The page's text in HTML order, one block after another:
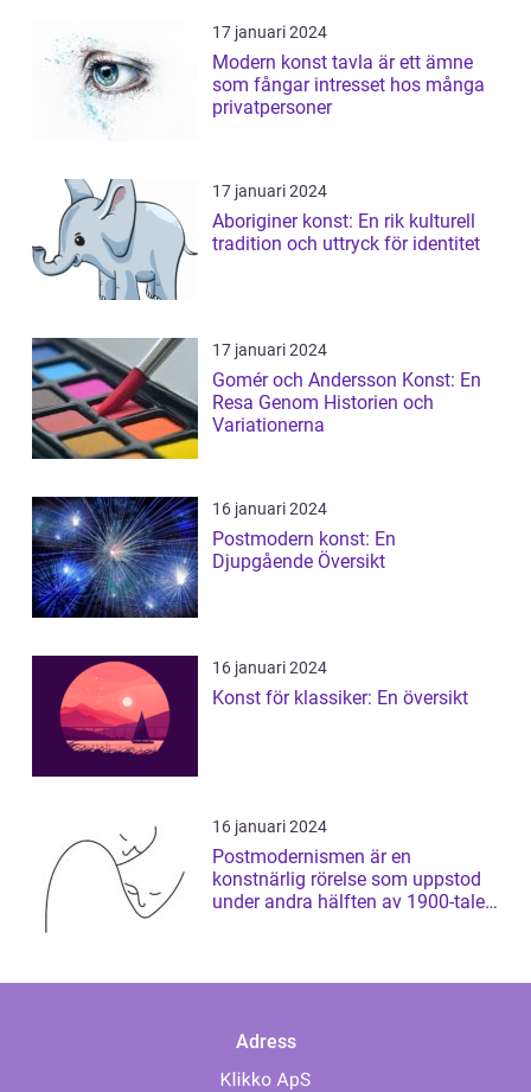
17 januari 2024
Modern konst tavla är ett ämne
som fångar intresset hos många
privatpersoner
17 januari 2024
Aboriginer konst: En rik kulturell
tradition och uttryck för identitet
17 januari 2024
Gomér och Andersson Konst: En
Resa Genom Historien och
Variationerna
16 januari 2024
Postmodern konst: En
Djupgående Översikt
16 januari 2024
Konst för klassiker: En översikt
16 januari 2024
Postmodernismen är en
konstnärlig rörelse som uppstod
under andra hälften av 1900-talet
Adress